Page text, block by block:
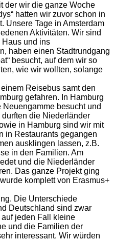
der wir die ganze Woche
hatten wir zuvor schon in
Unsere Tage in Amsterdam
Aktivitäten. Wir sind
und ins
haben einen Stadtrundgang
besucht, auf dem wir so
wie wir wollten, solange
Reisebus samt den
gefahren. In Hamburg
besucht und
die Niederländer
in Hamburg sind wir mit
in Restaurants gegangen
ausklingen lassen, z.B.
in den Familien. Am
und die Niederländer
Das ganze Projekt ging
komplett von Erasmus+
Die Unterschiede
Deutschland sind zwar
jeden Fall kleine
und die Familien der
interessant. Wir würden